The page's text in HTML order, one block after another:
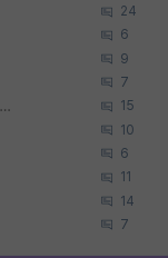
24
6
9
7
랩실 대학원생들 모두 능력 미달인건 지도교수의 영향 아닌가? 15
10
6
11
14
7